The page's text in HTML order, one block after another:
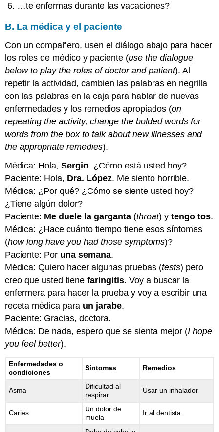
Verbos
con
A.
Amistades
y
amores
Las
relaciones
hoy
C.
Telenovela
Actividades:
Por
y
para
/
Pronombres
preposicionales
A.
Por
o
para
B.
Drama
Una
historia
…te enfermas durante las vacaciones?
B. La médica y el paciente
Con un compañero, usen el diálogo abajo para hacer
los roles de médico y paciente (use the dialogue
below to play the roles of doctor and patient). Al
repetir la actividad, cambien las palabras en negrilla
con las palabras en la caja para hablar de nuevas
enfermedades y los remedios apropiados (on
repeating the activity, change the bolded words for
words from the box to talk about new illnesses and
the appropriate remedies).
Médica: Hola,Sergio. ¿Cómo está usted hoy?
Paciente: Hola, Dra. López. Me siento horrible.
Médica: ¿Por qué? ¿Cómo se siente usted hoy?
¿Tiene algún dolor?
Paciente: Me duele la garganta (throat) ytengo tos.
Médica: ¿Hace cuánto tiempo tiene esos síntomas
(how long have you had those symptoms)?
Paciente: Por una semana.
Médica: Quiero hacer algunas pruebas (tests) pero
creo que usted tienefaringitis. Voy a buscar la
enfermera para hacer la prueba y voy a escribir una
receta médica para un jarabe.
Paciente: Gracias, doctora.
Médica: De nada, espero que se sienta mejor (I hope
you feel better).
Enfermedades o
condiciones
Síntomas Remedios
Asma
Dificultad al
respirar
Usar un inhalador
Caries
Un dolor de
muela
Ir al dentista